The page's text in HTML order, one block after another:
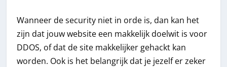
Wanneer de security niet in orde is, dan kan het
zijn dat jouw website een makkelijk doelwit is voor
DDOS, of dat de site makkelijker gehackt kan
worden. Ook is het belangrijk dat je jezelf er zeker